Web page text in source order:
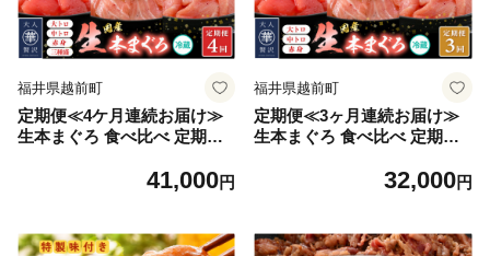
福井県越前町
定期便≪4ケ月連続お届け≫
生本まぐろ 食べ比べ 定期便
様！【本まぐろ マグロ まぐ
4-c017]
41,000円
福井県越前町
定期便≪3ヶ月連続お届け≫
生本まぐろ 食べ比べ 定期便
様！【本まぐろ マグロ まぐ
4-b028]
32,000円